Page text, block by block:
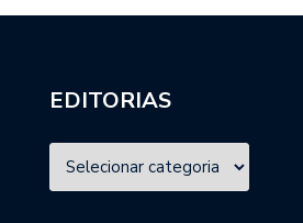
EDITORIAS